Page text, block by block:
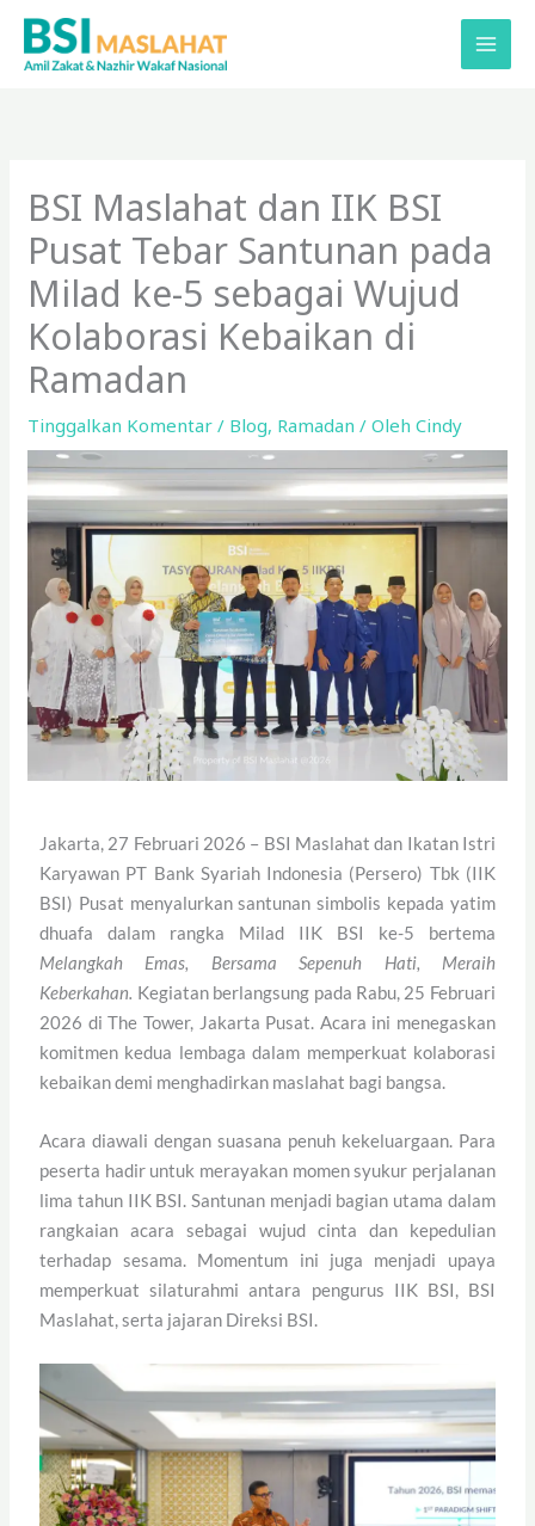
Lewati
konten
BSI Maslahat dan IIK BSI
Pusat Tebar Santunan pada
Milad ke-5 sebagai Wujud
Kolaborasi Kebaikan di
Ramadan
Tinggalkan Komentar / Blog, Ramadan / OlehCindy
Jakarta, 27 Februari 2026 – BSI Maslahat dan Ikatan Istri
Karyawan PT Bank Syariah Indonesia (Persero) Tbk (IIK
BSI) Pusat menyalurkan santunan simbolis kepada yatim
dhuafa dalam rangka Milad IIK BSI ke-5 bertema
Melangkah Emas, Bersama Sepenuh Hati, Meraih
Keberkahan. Kegiatan berlangsung pada Rabu, 25 Februari
2026 di The Tower, Jakarta Pusat. Acara ini menegaskan
komitmen kedua lembaga dalam memperkuat kolaborasi
kebaikan demi menghadirkan maslahat bagi bangsa.
Acara diawali dengan suasana penuh kekeluargaan. Para
peserta hadir untuk merayakan momen syukur perjalanan
lima tahun IIK BSI. Santunan menjadi bagian utama dalam
rangkaian acara sebagai wujud cinta dan kepedulian
terhadap sesama. Momentum ini juga menjadi upaya
memperkuat silaturahmi antara pengurus IIK BSI, BSI
Maslahat, serta jajaran Direksi BSI.